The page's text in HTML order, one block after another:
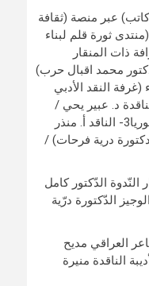
عبر منصة (ثقافة
ثورة قلم لبناء
ذات المنقار
محمد اقبال حرب)
النقد الأدبي
انسانية) كلٌّ من :1- الناقدة د. عبير يحي /
سوريا2- الناقدة أ. سمر الديك / سوريا3- الناقد أ. منذر
درية فرحات) /
النّدوة الدّكتور كامل
الدّكتورة درّية
العراقي مديح
الناقدة منيرة